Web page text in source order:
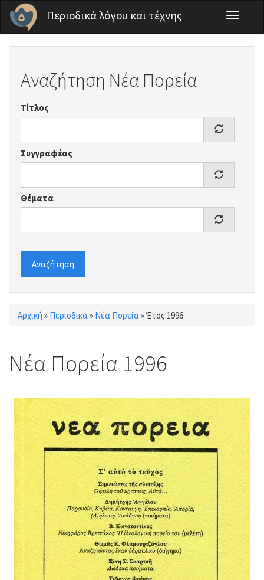
Παράκαμψη προς το κυρίως περιεχόμενο
Περιοδικά λόγου και τέχνης
Toggle
Αναζήτηση Νέα Πορεία
Τίτλος
Συγγραφέας
Θέματα
Αναζήτηση
Είστε εδώ
Αρχική » Περιοδικά» Νέα Πορεία»Έτος 1996
Νέα Πορεία 1996